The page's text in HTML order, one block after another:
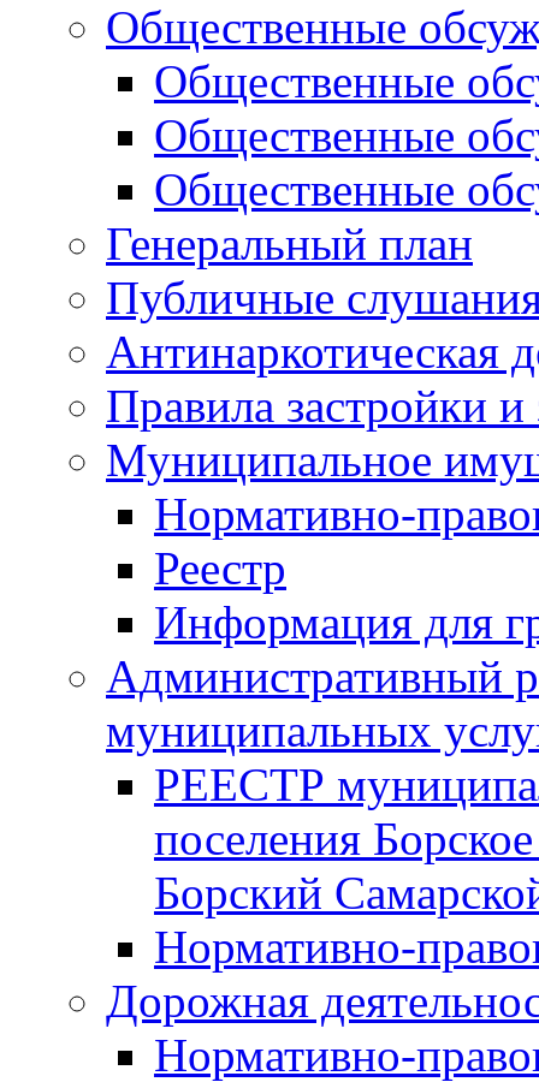
Общественные
Общественные
Общественные
Общественные
Генеральный план
Публичные
Антинаркотическая
Правила застройки
Муниципальное
Нормативно-
Реестр
Информация для
Административный
муниципальных
РЕЕСТР
поселения
Борский
Нормативно-
Дорожная
Нормативно-